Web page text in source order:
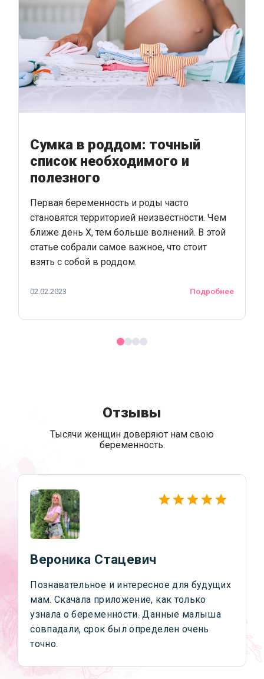
Сумка в роддом: точный
список необходимого и
полезного
Первая беременность и роды часто
становятся территорией неизвестности. Чем
ближе день Х, тем больше волнений. В этой
статье собрали самое важное, что стоит
взять с собой в роддом.
02.02.2023 Подробнее
Отзывы
Тысячи женщин доверяют нам свою
беременность.
Вероника Стацевич
Познавательное и интересное для будущих
мам. Скачала приложение, как только
узнала о беременности. Данные малыша
совпадали, срок был определен очень
точно.